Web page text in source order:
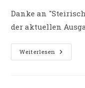
Danke an
der aktuellen
Weiterlesen Artikel
In